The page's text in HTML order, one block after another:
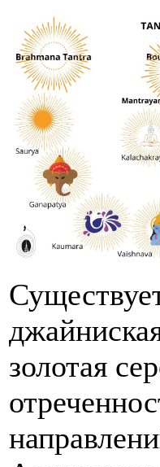
золотая